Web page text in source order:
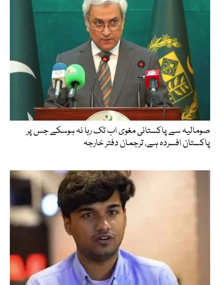
صومالیہ سے پاکستانی مغوی اب تک رہا نہ ہوسکے جس پر
پاکستان افسردہ ہے، ترجمان دفتر خارجہ